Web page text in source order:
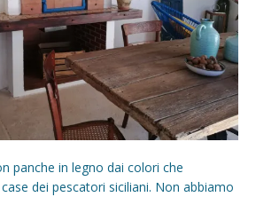
panche in legno dai colori che
dei pescatori siciliani. Non abbiamo